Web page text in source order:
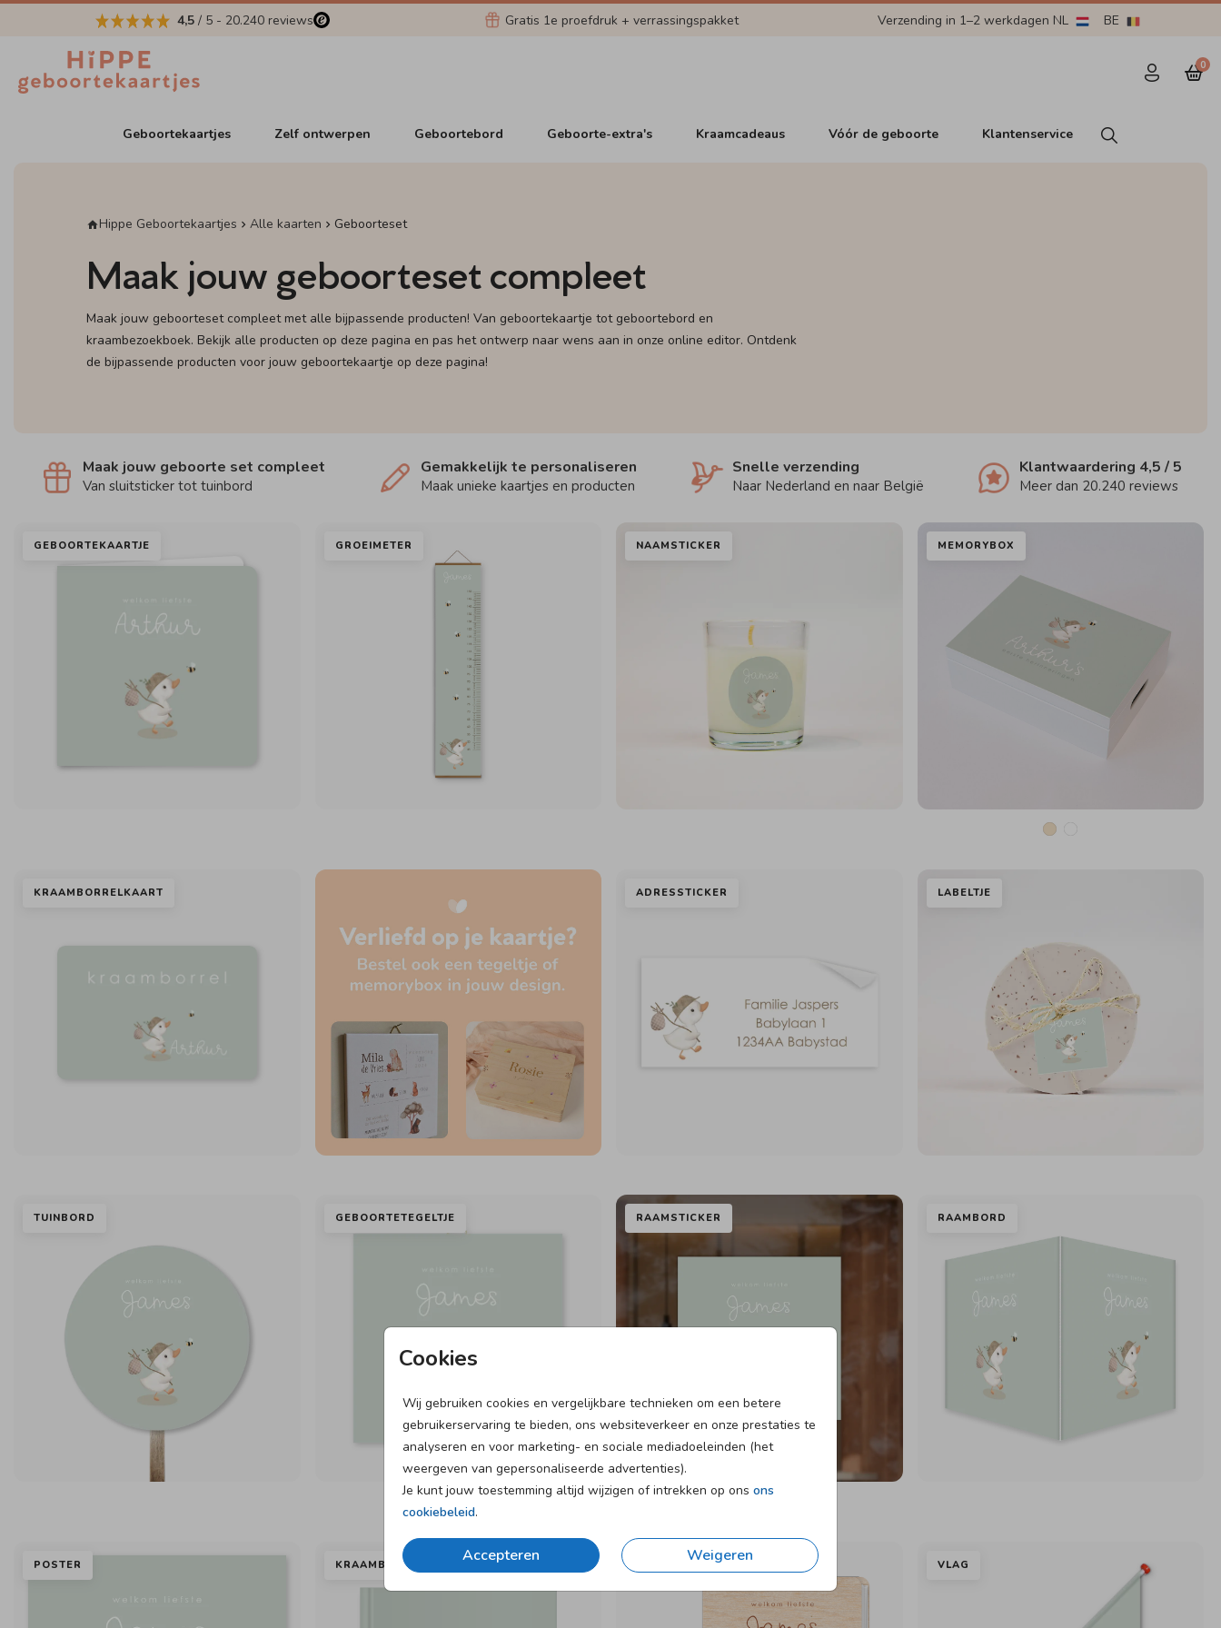
4,5 / 5 - 20.240 reviews Gratis 1e proefdruk + verrassingspakket Verzending in 1–2 werkdagen NL BE
0
Geboortekaartjes Zelf ontwerpen Geboortebord Geboorte-extra's Kraamcadeaus Vóór de geboorte Klantenservice
Cookies
Wij gebruiken cookies en vergelijkbare technieken om een betere
gebruikerservaring te bieden, ons websiteverkeer en onze prestaties te
analyseren en voor marketing- en sociale mediadoeleinden (het
weergeven van gepersonaliseerde advertenties).
Je kunt jouw toestemming altijd wijzigen of intrekken op ons ons
cookiebeleid.
Accepteren Weigeren
Hippe Geboortekaartjes Alle kaarten Geboorteset
Maak jouw geboorteset compleet
Maak jouw geboorteset compleet met alle bijpassende producten! Van geboortekaartje tot geboortebord en
kraambezoekboek. Bekijk alle producten op deze pagina en pas het ontwerp naar wens aan in onze online editor. Ontdenk
de bijpassende producten voor jouw geboortekaartje op deze pagina!
Maak jouw geboorte set compleet
Van sluitsticker tot tuinbord
Gemakkelijk te personaliseren
Maak unieke kaartjes en producten
Snelle verzending
Naar Nederland en naar België
Klantwaardering 4,5 / 5
Meer dan 20.240 reviews
GEBOORTEKAARTJE GROEIMETER NAAMSTICKER MEMORYBOX
KRAAMBORRELKAART ADRESSTICKER LABELTJE
TUINBORD GEBOORTETEGELTJE RAAMSTICKER RAAMBORD
POSTER KRAAMBEZOEKBOEK BEWAARBUNDEL VLAG